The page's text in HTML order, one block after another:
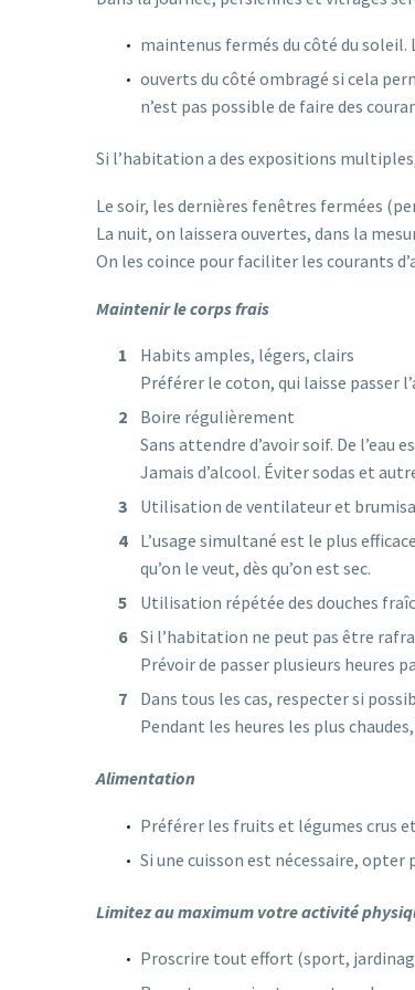
maintenus fermés du côté du soleil.
ouverts du côté ombragé si cela
n’est pas possible de faire des
Si l’habitation a des expositions
Le soir, les dernières fenêtres fermées
La nuit, on laissera ouvertes, dans la
On les coince pour faciliter les courants
Maintenir le corps frais
Habits amples, légers, clairs
Préférer le coton, qui laisse passer
Boire régulièrement
Sans attendre d’avoir soif. De
Jamais d’alcool. Éviter sodas et
Utilisation de ventilateur et
L’usage simultané est le plus
qu’on le veut, dès qu’on est sec.
Utilisation répétée des douches
Si l’habitation ne peut pas être
Prévoir de passer plusieurs heures
Dans tous les cas, respecter si
Pendant les heures les plus
Alimentation
Préférer les fruits et légumes crus
Si une cuisson est nécessaire,
Limitez au maximum votre activité
Proscrire tout effort (sport,